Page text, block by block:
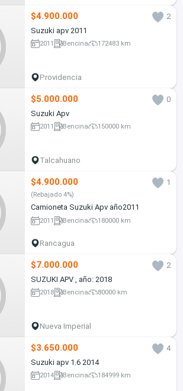
$4.900.000
2
Suzuki apv 2011
2011 Bencina 172483 km
Providencia
$5.000.000
0
Suzuki Apv
2011 Bencina 150000 km
Talcahuano
$4.900.000 1
(Rebajado 4%)
Camioneta Suzuki Apv año2011
2011 Bencina 180000 km
Rancagua
$7.000.000
2
SUZUKI APV , año: 2018
2018 Bencina 80000 km
Nueva Imperial
$3.650.000
4
Suzuki apv 1.6 2014
2014 Bencina 184999 km